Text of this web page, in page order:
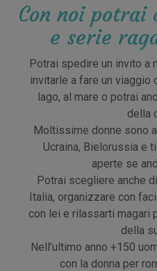
Con noi potrai
e serie
Potrai spedire un invito a
invitarle a fare un viaggio
lago, al mare o potrai
della
Moltissime donne sono
Ucraina, Bielorussia e
aperte se
Potrai scegliere anche
Italia, organizzare con
con lei e rilassarti magari
della
Nell’ultimo anno +150
con la donna per